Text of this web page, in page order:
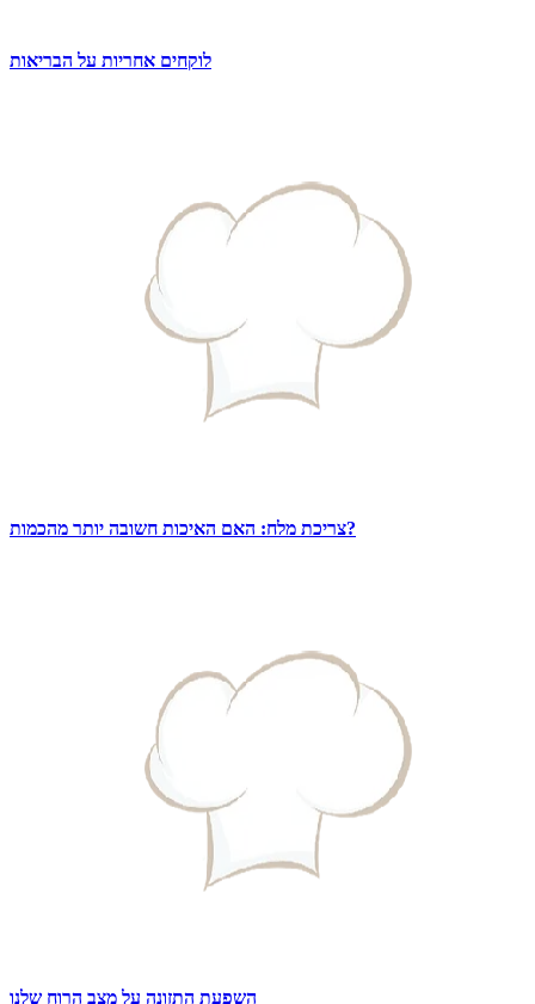
לוקחים אחריות על הבריאות
צריכת מלח: האם האיכות חשובה יותר מהכמות?
השפעת התזונה על מצב הרוח שלנו